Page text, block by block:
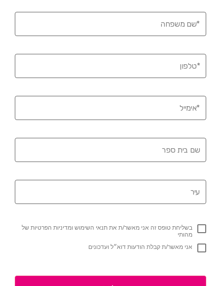
משפחה
בית ספר
בשליחת טופס זה אני מאשר/ת את תנאי השימוש ומדיניות הפרטיות של
מהותי
אני מאשר/ת קבלת הודעות דוא״ל ועדכונים